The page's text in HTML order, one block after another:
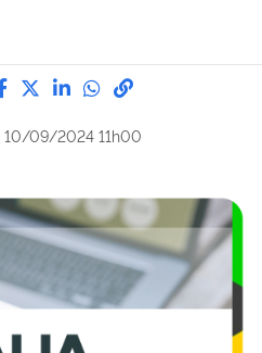
Compartilhe por Facebook
Compartilhe por Twitter
Compartilhe por
Compartilhe
link para
10/09/2024 11h00